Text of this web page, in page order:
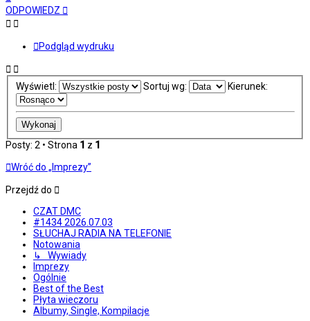
górę
ODPOWIEDZ
Podgląd wydruku
Wyświetl: Sortuj wg: Kierunek:
Posty: 2 • Strona 1 z 1
Wróć do „Imprezy”
Przejdź do
CZAT DMC
#1434 2026.07.03
SŁUCHAJ RADIA NA TELEFONIE
Notowania
↳ Wywiady
Imprezy
Ogólnie
Best of the Best
Płyta wieczoru
Albumy, Single, Kompilacje